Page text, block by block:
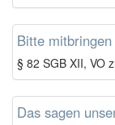
Bitte mitbringen
§ 82 SGB XII, VO
Das sagen